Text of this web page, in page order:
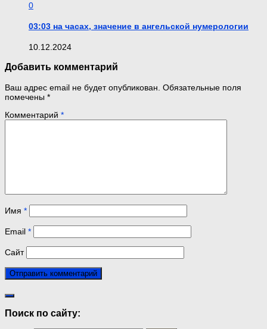
0
03:03 на часах, значение в ангельской нумерологии
10.12.2024
Добавить комментарий
Ваш адрес email не будет опубликован. Обязательные поля
помечены *
Комментарий *
Имя *
Email *
Сайт
Поиск по сайту: